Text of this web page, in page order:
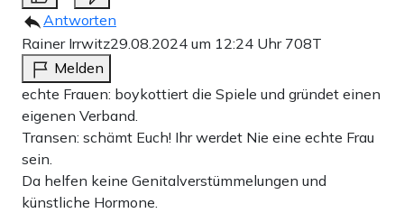
Antworten
Rainer Irrwitz29.08.2024 um 12:24 Uhr 708T
Melden
echte Frauen: boykottiert die Spiele und gründet einen
eigenen Verband.
Transen: schämt Euch! Ihr werdet Nie eine echte Frau
sein.
Da helfen keine Genitalverstümmelungen und
künstliche Hormone.